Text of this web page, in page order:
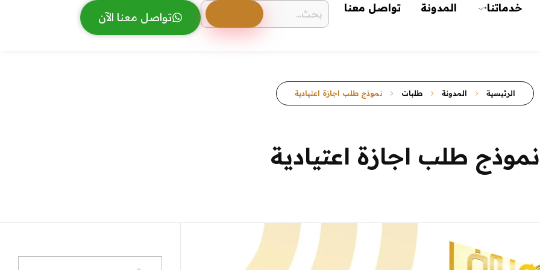
خدماتنا المدونة تواصل معنا
تواصل معنا الآن
الرئيسية المدونة طلبات نموذج طلب اجازة اعتيادية
نموذج طلب اجازة اعتيادية